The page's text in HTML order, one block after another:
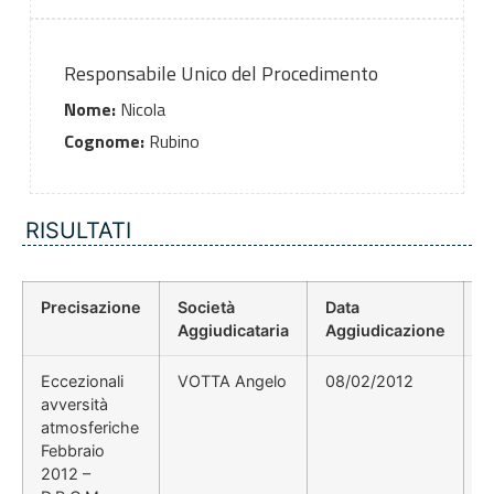
Responsabile Unico del Procedimento
Nome:Nicola
Cognome:Rubino
RISULTATI
Precisazione
Società
Aggiudicataria
Data
Aggiudicazione
Eccezionali
avversità
atmosferiche
Febbraio
2012 –
VOTTA Angelo 08/02/2012